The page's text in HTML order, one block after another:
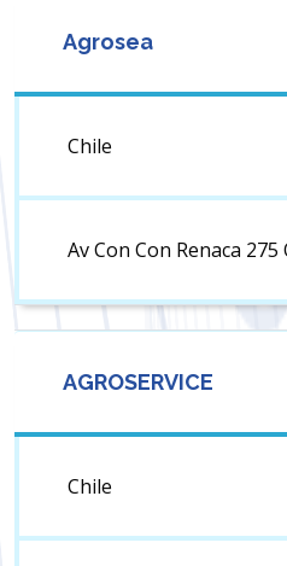
Agrosea
Chile
Av Con Con Renaca
AGROSERVICE
Chile